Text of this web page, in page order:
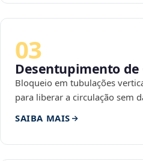
03
Desentupimento
Bloqueio em tubulações
para liberar a circulação sem
SAIBA MAIS